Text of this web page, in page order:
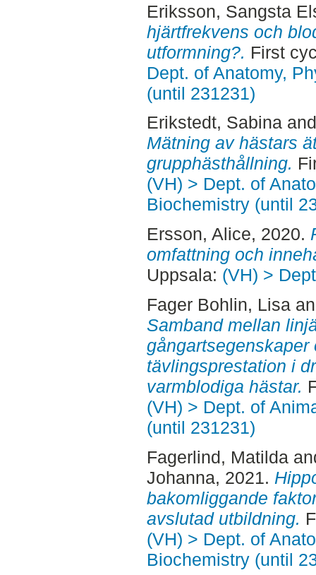
Eriksson, Sangsta
hjärtfrekvens och
utformning?. First
Dept. of Anatomy,
(until 231231)
Erikstedt, Sabina
Mätning av hästars
grupphästhållning.
(VH) > Dept. of
Biochemistry (until
Ersson, Alice, 2020.
omfattning och
Uppsala: (VH) >
Fager Bohlin, Lisa
Samband mellan
gångartsegenskaper
tävlingsprestation i
varmblodiga hästar.
(VH) > Dept. of
(until 231231)
Fagerlind, Matilda
Johanna, 2021.
bakomliggande
avslutad utbildning.
(VH) > Dept. of
Biochemistry (until